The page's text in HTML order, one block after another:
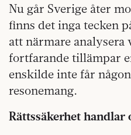
Nu går Sverige åter
finns det inga tecken
att närmare
fortfarande tillämpar
enskilde inte får
resonemang.
Rättssäkerhet handlar